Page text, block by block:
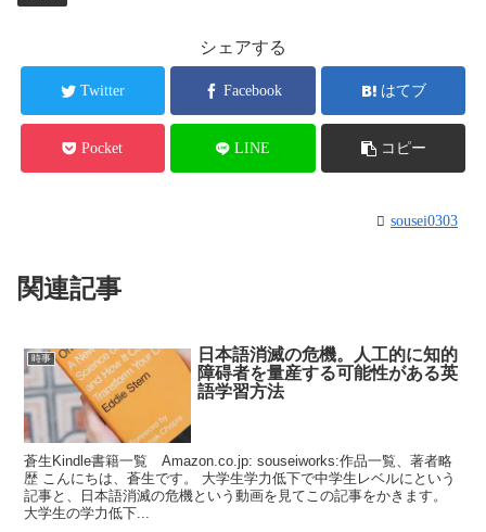
s
シェアする
Twitter Facebook はてブ
Pocket LINE コピー
sousei0303
関連記事
時事
日本語消滅の危機。人工的に知的
障碍者を量産する可能性がある英
語学習方法
蒼生Kindle書籍一覧 Amazon.co.jp: souseiworks:作品一覧、著者略
歴 こんにちは、蒼生です。 大学生学力低下で中学生レベルにという
記事と、日本語消滅の危機という動画を見てこの記事をかきます。
大学生の学力低下...